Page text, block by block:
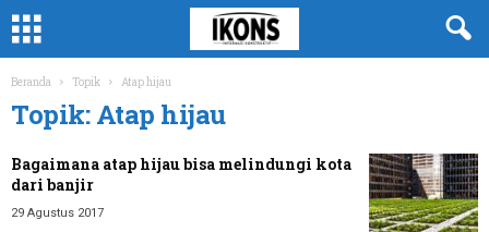
Beranda Topik Atap hijau
Topik: Atap hijau
Bagaimana atap hijau bisa melindungi kota
dari banjir
29 Agustus 2017